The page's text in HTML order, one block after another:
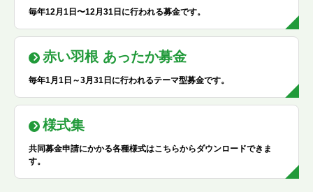
毎年12月1日〜12月31日に行われる募金です。
赤い羽根 あったか募金
毎年1月1日～3月31日に行われるテーマ型募金です。
様式集
共同募金申請にかかる各種様式はこちらからダウンロードできま
す。